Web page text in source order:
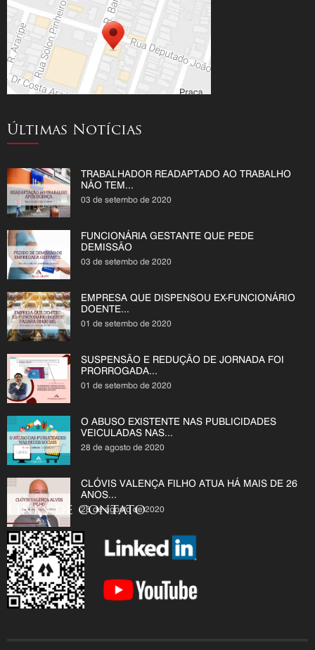
Últimas Notícias
TRABALHADOR READAPTADO AO TRABALHO
NÃO TEM...
03 de setembo de 2020
FUNCIONÁRIA GESTANTE QUE PEDE
DEMISSÃO
03 de setembo de 2020
EMPRESA QUE DISPENSOU EX-FUNCIONÁRIO
DOENTE...
01 de setembo de 2020
SUSPENSÃO E REDUÇÃO DE JORNADA FOI
PRORROGADA...
01 de setembo de 2020
O ABUSO EXISTENTE NAS PUBLICIDADES
VEICULADAS NAS...
28 de agosto de 2020
CLÓVIS VALENÇA FILHO ATUA HÁ MAIS DE 26
ANOS...
28 de agosto de 2020
Links de contato